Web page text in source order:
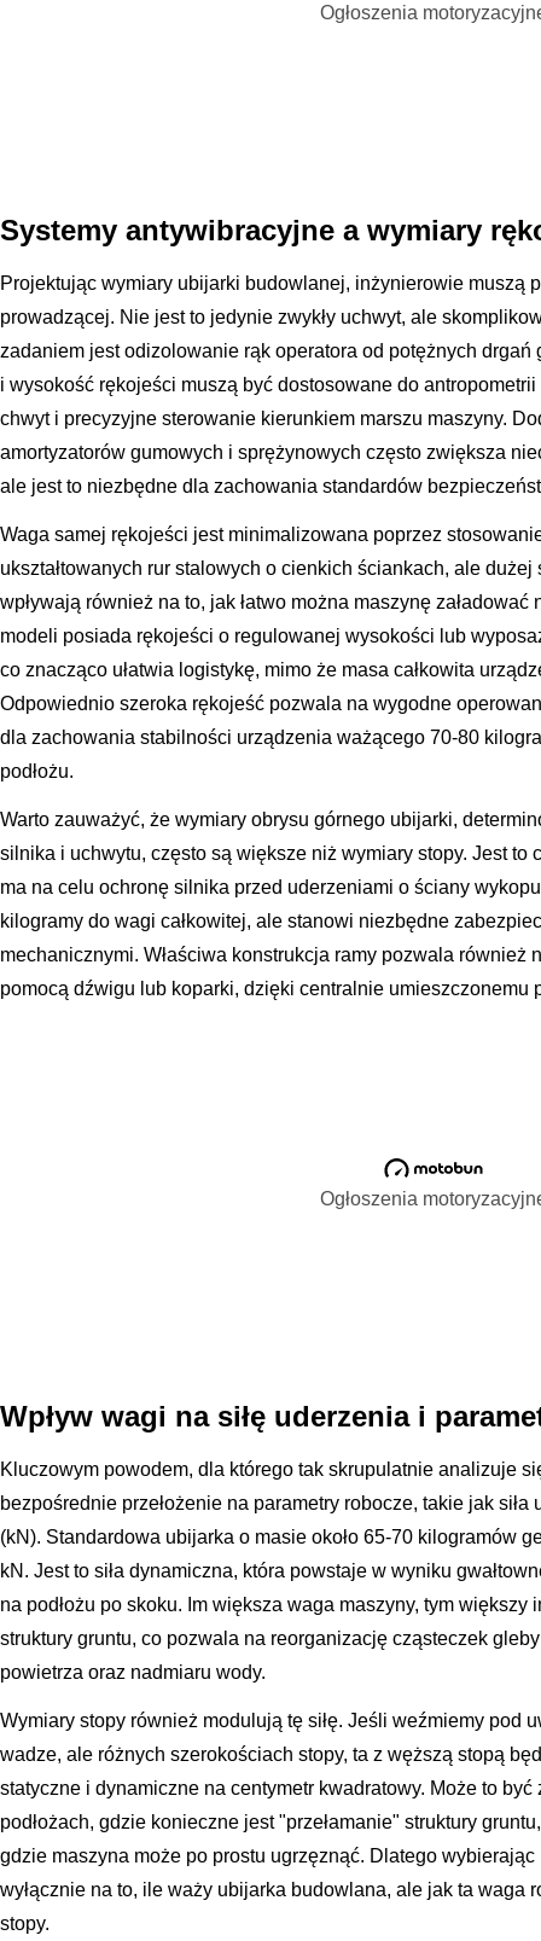
Ogłoszenia
Systemy antywibracyjne a wymiary
Projektując wymiary ubijarki budowlanej, inżynierowie muszą
prowadzącej. Nie jest to jedynie zwykły uchwyt, ale
zadaniem jest odizolowanie rąk operatora od potężnych
i wysokość rękojeści muszą być dostosowane do
chwyt i precyzyjne sterowanie kierunkiem marszu maszyny.
amortyzatorów gumowych i sprężynowych często zwiększa
ale jest to niezbędne dla zachowania standardów
Waga samej rękojeści jest minimalizowana poprzez
ukształtowanych rur stalowych o cienkich ściankach, ale
wpływają również na to, jak łatwo można maszynę
modeli posiada rękojeści o regulowanej wysokości lub
co znacząco ułatwia logistykę, mimo że masa całkowita
Odpowiednio szeroka rękojeść pozwala na wygodne
dla zachowania stabilności urządzenia ważącego 70-80
podłożu.
Warto zauważyć, że wymiary obrysu górnego ubijarki,
silnika i uchwytu, często są większe niż wymiary stopy. Jest to
ma na celu ochronę silnika przed uderzeniami o ściany
kilogramy do wagi całkowitej, ale stanowi niezbędne
mechanicznymi. Właściwa konstrukcja ramy pozwala również
pomocą dźwigu lub koparki, dzięki centralnie umieszczonemu
Ogłoszenia
Wpływ wagi na siłę uderzenia i
Kluczowym powodem, dla którego tak skrupulatnie analizuje
bezpośrednie przełożenie na parametry robocze, takie jak
(kN). Standardowa ubijarka o masie około 65-70 kilogramów
kN. Jest to siła dynamiczna, która powstaje w wyniku
na podłożu po skoku. Im większa waga maszyny, tym większy
struktury gruntu, co pozwala na reorganizację cząsteczek
powietrza oraz nadmiaru wody.
Wymiary stopy również modulują tę siłę. Jeśli weźmiemy pod
wadze, ale różnych szerokościach stopy, ta z węższą stopą
statyczne i dynamiczne na centymetr kwadratowy. Może to
podłożach, gdzie konieczne jest "przełamanie" struktury
gdzie maszyna może po prostu ugrzęznąć. Dlatego
wyłącznie na to, ile waży ubijarka budowlana, ale jak ta waga
stopy.